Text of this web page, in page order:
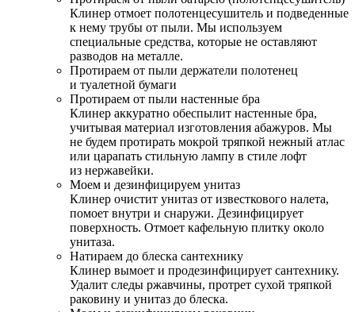
Клинер отмоет полотенцесушитель и подведенные
к нему трубы от пыли. Мы используем
специальные средства, которые не оставляют
разводов на металле.
Протираем от пыли держатели полотенец
и туалетной бумаги
Протираем от пыли настенные бра
Клинер аккуратно обеспылит настенные бра,
учитывая материал изготовления абажуров. Мы
не будем протирать мокрой тряпкой нежный атлас
или царапать стильную лампу в стиле лофт
из нержавейки.
Моем и дезинфицируем унитаз
Клинер очистит унитаз от известкового налета,
помоет внутри и снаружи. Дезинфицирует
поверхность. Отмоет кафельную плитку около
унитаза.
Натираем до блеска сантехнику
Клинер вымоет и продезинфицирует сантехнику.
Удалит следы ржавчины, протрет сухой тряпкой
раковину и унитаз до блеска.